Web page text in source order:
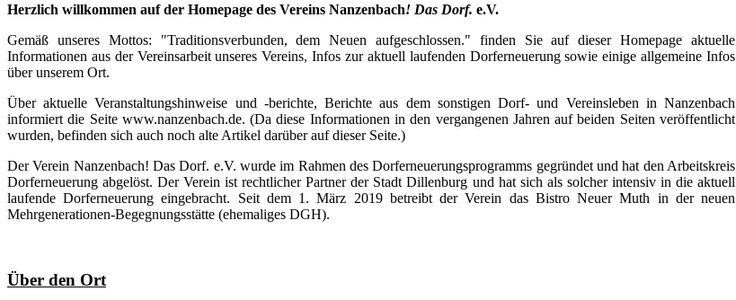
Herzlich willkommen auf der Homepage des Vereins Nanzenbach! Das Dorf. e.V.
Gemäß unseres Mottos: "Traditionsverbunden, dem Neuen aufgeschlossen." finden Sie auf dieser Homepage aktuelle
Informationen aus der Vereinsarbeit unseres Vereins, Infos zur aktuell laufenden Dorferneuerung sowie einige allgemeine Infos
über unserem Ort.
Über aktuelle Veranstaltungshinweise und -berichte, Berichte aus dem sonstigen Dorf- und Vereinsleben in Nanzenbach
informiert die Seite www.nanzenbach.de. (Da diese Informationen in den vergangenen Jahren auf beiden Seiten veröffentlicht
wurden, befinden sich auch noch alte Artikel darüber auf dieser Seite.)
Der Verein Nanzenbach! Das Dorf. e.V. wurde im Rahmen des Dorferneuerungsprogramms gegründet und hat den Arbeitskreis
Dorferneuerung abgelöst. Der Verein ist rechtlicher Partner der Stadt Dillenburg und hat sich als solcher intensiv in die aktuell
laufende Dorferneuerung eingebracht. Seit dem 1. März 2019 betreibt der Verein das Bistro Neuer Muth in der neuen
Mehrgenerationen-Begegnungsstätte (ehemaliges DGH).
Über den Ort